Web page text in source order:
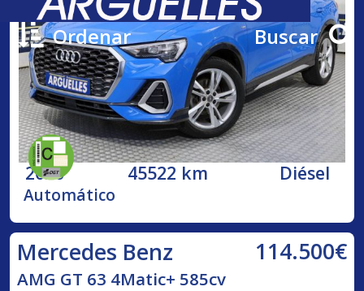
Ordenar Buscar
2020 45522 km Diésel
Automático
Mercedes Benz 114.500€
AMG GT 63 4Matic+ 585cv